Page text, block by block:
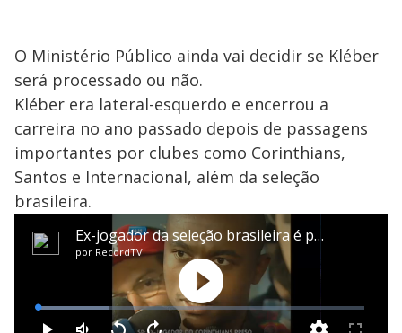
O Ministério Público ainda vai decidir se Kléber
será processado ou não.
Kléber era lateral-esquerdo e encerrou a
carreira no ano passado depois de passagens
importantes por clubes como Corinthians,
Santos e Internacional, além da seleção
brasileira.